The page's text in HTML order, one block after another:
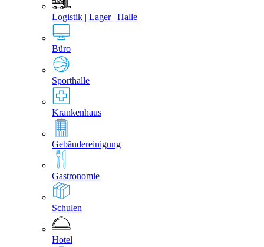
Logistik | Lager | Halle
Büro
Sporthalle
Krankenhaus
Gebäudereinigung
Gastronomie
Schulen
Hotel